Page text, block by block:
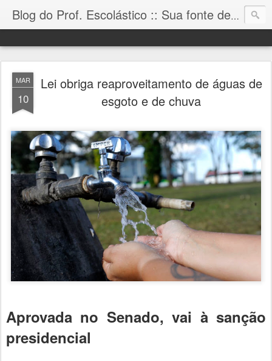
Blog do Prof. Escolástico :: Sua fonte de informação!
MAR
10
Lei obriga reaproveitamento de águas de
esgoto e de chuva
Aprovada no Senado, vai à sanção
presidencial